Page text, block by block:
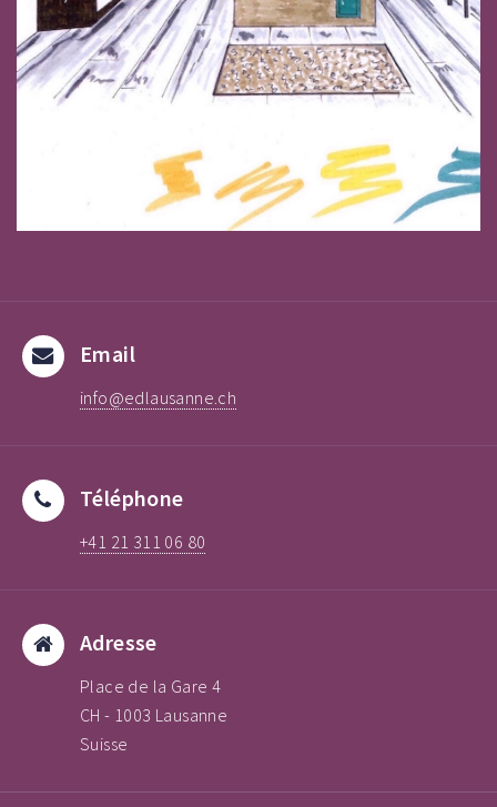
Email
info@edlausanne.ch
Téléphone
+41 21 311 06 80
Adresse
Place de la Gare 4
CH - 1003 Lausanne
Suisse